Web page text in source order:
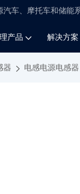
车、摩托车和储能
产品 解决方案
器 电感电源电感器